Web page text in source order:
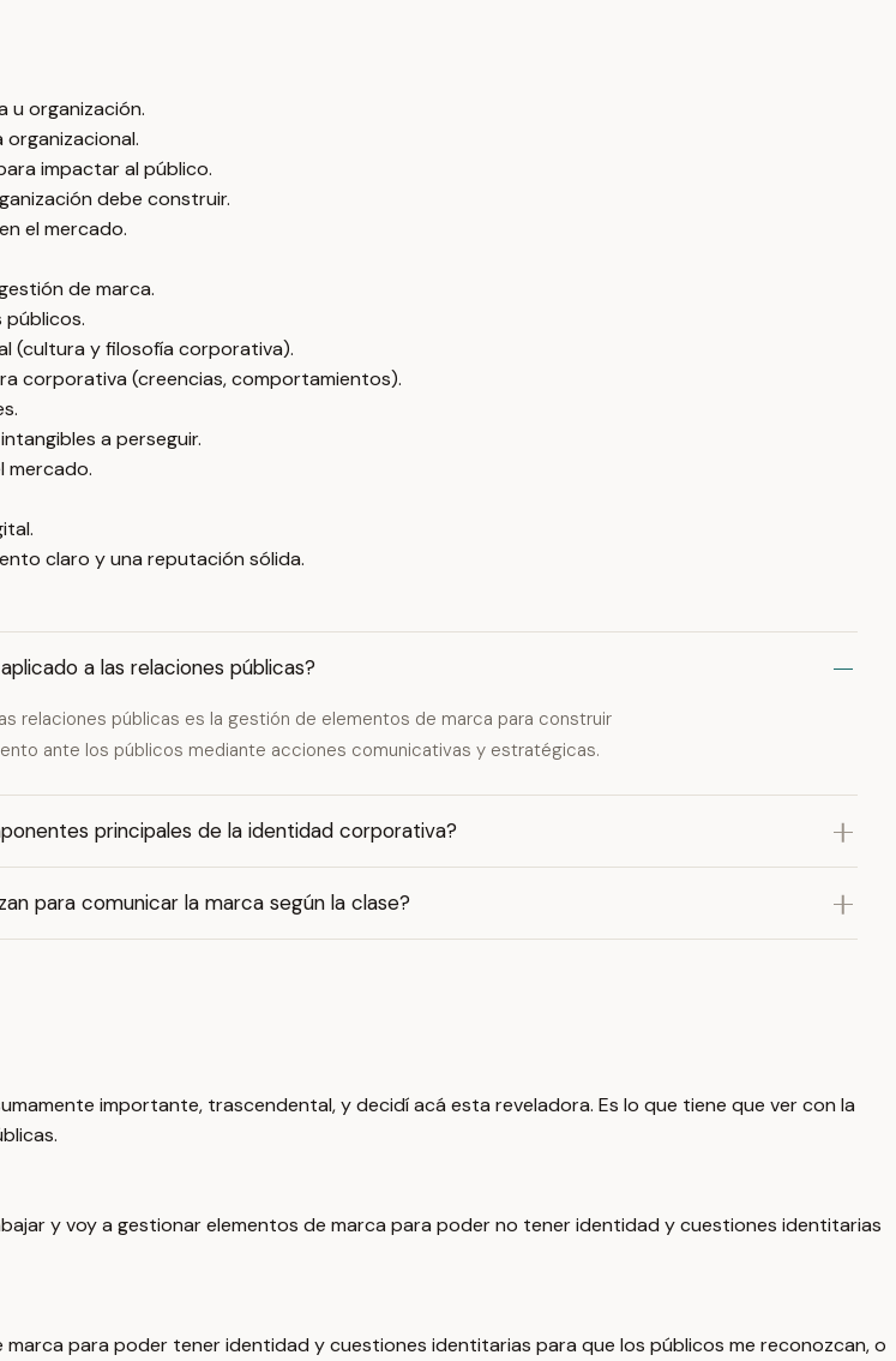
u organización.
impactar al público.
debe construir.
el mercado.
de marca.
(cultura y filosofía corporativa).
corporativa (creencias, comportamientos).
a perseguir.
mercado.
claro y una reputación sólida.
a las relaciones públicas?
relaciones públicas es la gestión de elementos de marca para construir
ante los públicos mediante acciones comunicativas y estratégicas.
principales de la identidad corporativa?
para comunicar la marca según la clase?
importante, trascendental, y decidí acá esta reveladora. Es lo que tiene que ver con la
y voy a gestionar elementos de marca para poder no tener identidad y cuestiones identitarias
para poder tener identidad y cuestiones identitarias para que los públicos me reconozcan, o